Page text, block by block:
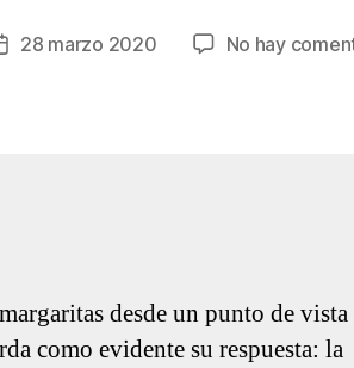
28 marzo 2020 No hay
desde un punto de vista
como evidente su respuesta: la